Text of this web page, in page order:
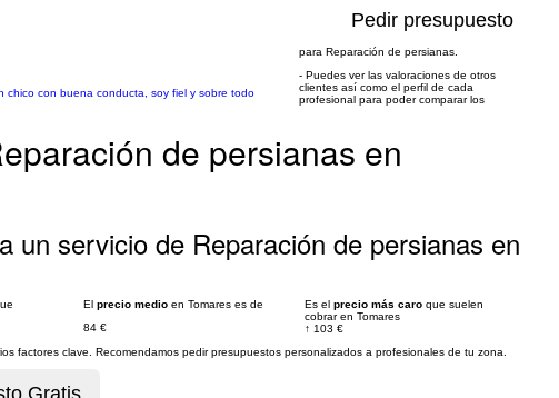
chico con buena conducta, soy fiel y sobre todo
Pedir presupuesto
de persianas en
un servicio de Reparación de persianas en
El precio medio en Tomares es de
84 €
Es el precio más caro que suelen
cobrar en Tomares
↑ 103 €
factores clave. Recomendamos pedir presupuestos personalizados a profesionales de tu zona.
para Reparación de persianas.
- Puedes ver las valoraciones de otros
clientes así como el perfil de cada
profesional para poder comparar los